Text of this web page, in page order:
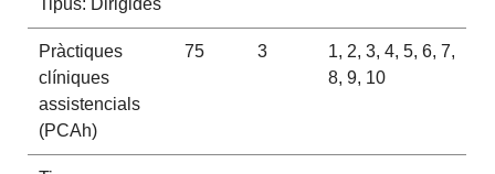
Pràctiques
clíniques
assistencials
(PCAh)
75 3
1, 2, 3, 4, 5, 6, 7,
8, 9, 10